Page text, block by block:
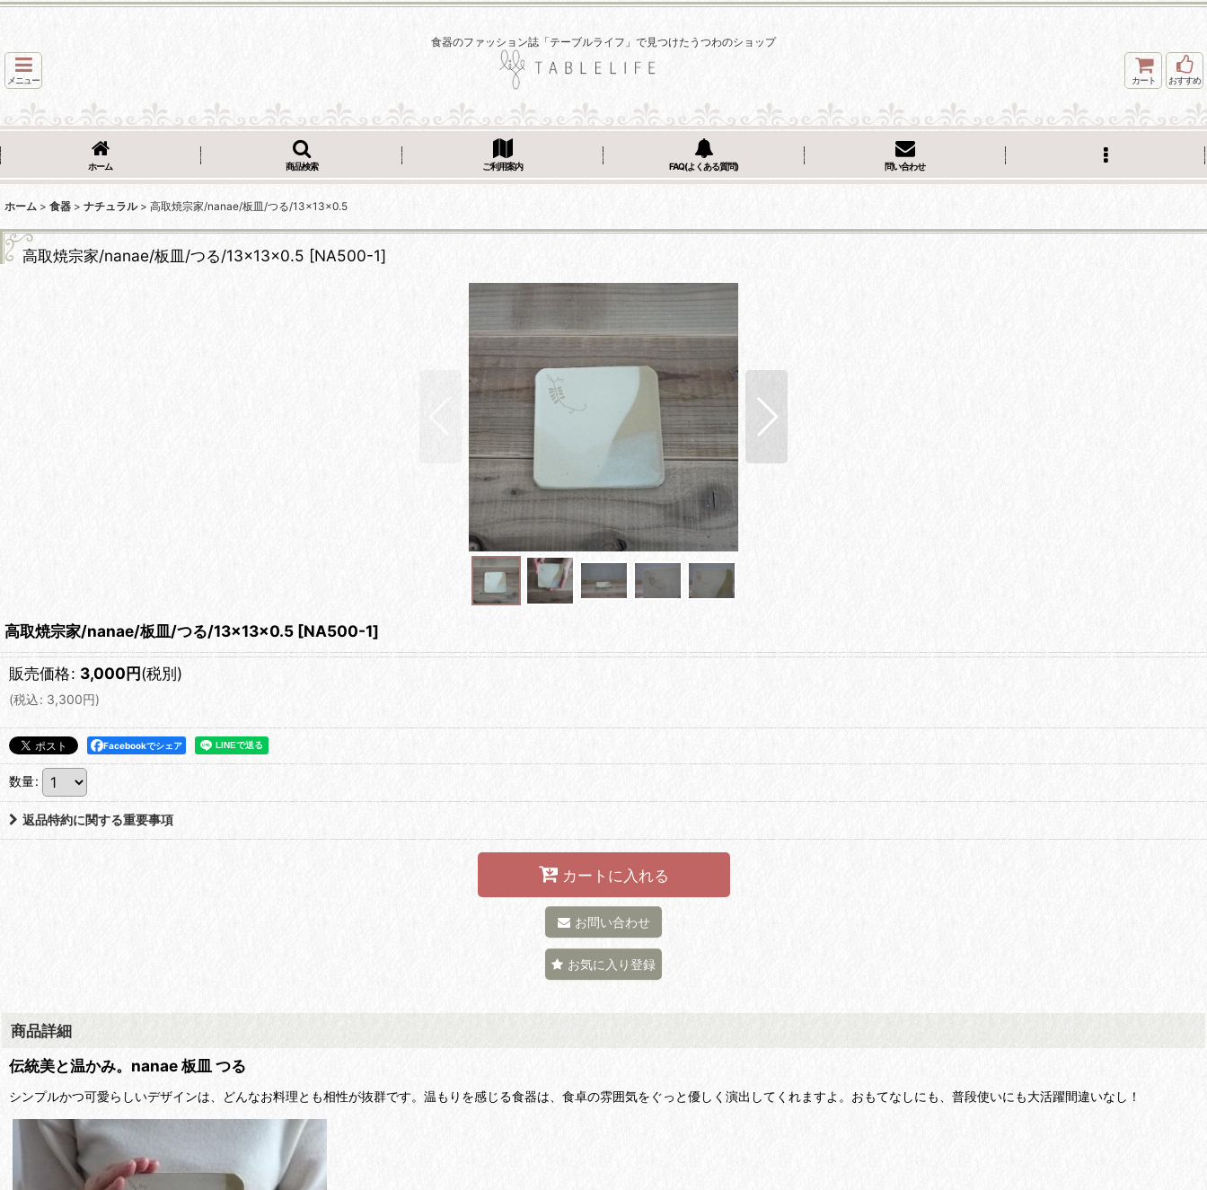
食器のファッション誌「テーブルライフ」で見つけたうつわのショップ
メニュー カート おすすめ
ホーム 商品検索 ご利用案内 FAQ(よくある質問) 問い合わせ
ホーム > 食器 > ナチュラル > 高取焼宗家/nanae/板皿/つる/13×13×0.5
高取焼宗家/nanae/板皿/つる/13×13×0.5 [NA500-1]
高取焼宗家/nanae/板皿/つる/13×13×0.5 [NA500-1]
販売価格: 3,000円(税別)
(税込: 3,300円)
Facebookでシェア
数量:
返品特約に関する重要事項
カートに入れる
お問い合わせ
お気に入り登録
商品詳細
伝統美と温かみ。nanae 板皿 つる
シンプルかつ可愛らしいデザインは、どんなお料理とも相性が抜群です。温もりを感じる食器は、食卓の雰囲気をぐっと優しく演出してくれますよ。おもてなしにも、普段使いにも大活躍間違いなし！